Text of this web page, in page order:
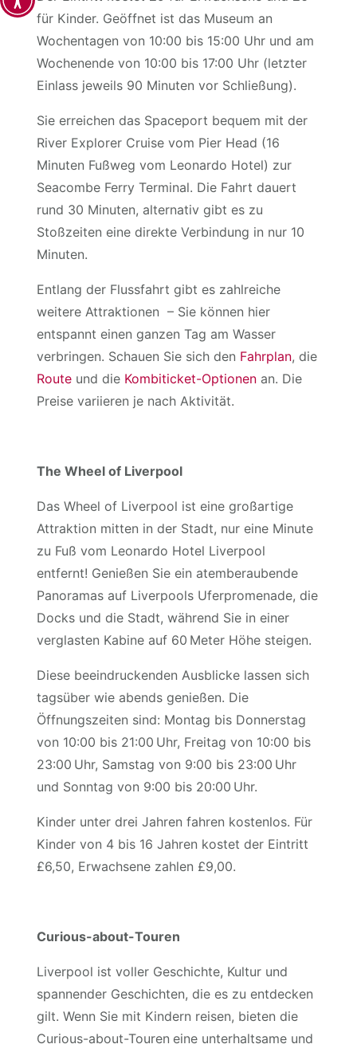
für Kinder. Geöffnet ist das Museum an
Wochentagen von 10:00 bis 15:00 Uhr und am
Wochenende von 10:00 bis 17:00 Uhr (letzter
Einlass jeweils 90 Minuten vor Schließung).
Sie erreichen das Spaceport bequem mit der
River Explorer Cruise vom Pier Head (16
Minuten Fußweg vom Leonardo Hotel) zur
Seacombe Ferry Terminal. Die Fahrt dauert
rund 30 Minuten, alternativ gibt es zu
Stoßzeiten eine direkte Verbindung in nur 10
Minuten.
Entlang der Flussfahrt gibt es zahlreiche
weitere Attraktionen – Sie können hier
entspannt einen ganzen Tag am Wasser
verbringen. Schauen Sie sich den Fahrplan, die
Route und die Kombiticket-Optionen an. Die
Preise variieren je nach Aktivität.
The Wheel of Liverpool
Das Wheel of Liverpool ist eine großartige
Attraktion mitten in der Stadt, nur eine Minute
zu Fuß vom Leonardo Hotel Liverpool
entfernt! Genießen Sie ein atemberaubende
Panoramas auf Liverpools Uferpromenade, die
Docks und die Stadt, während Sie in einer
verglasten Kabine auf 60 Meter Höhe steigen.
Diese beeindruckenden Ausblicke lassen sich
tagsüber wie abends genießen. Die
Öffnungszeiten sind: Montag bis Donnerstag
von 10:00 bis 21:00 Uhr, Freitag von 10:00 bis
23:00 Uhr, Samstag von 9:00 bis 23:00 Uhr
und Sonntag von 9:00 bis 20:00 Uhr.
Kinder unter drei Jahren fahren kostenlos. Für
Kinder von 4 bis 16 Jahren kostet der Eintritt
£6,50, Erwachsene zahlen £9,00.
Curious-about-Touren
Liverpool ist voller Geschichte, Kultur und
spannender Geschichten, die es zu entdecken
gilt. Wenn Sie mit Kindern reisen, bieten die
Curious-about-Touren eine unterhaltsame und